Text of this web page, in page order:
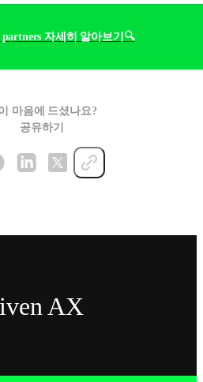
자세히 알아보기🔍
마음에 드셨나요?
공유하기
AX